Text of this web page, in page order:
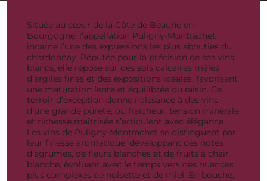
Située au cœur de la Côte de Beaune en
Bourgogne, l’appellation Puligny-Montrachet
incarne l’une des expressions les plus abouties du
chardonnay. Réputée pour la précision de ses vins
blancs, elle repose sur des sols calcaires mêlés
d’argiles fines et des expositions idéales, favorisant
une maturation lente et équilibrée du raisin. Ce
terroir d’exception donne naissance à des vins
d’une grande pureté, où fraîcheur, tension minérale
et richesse maîtrisée s’articulent avec élégance.
Les vins de Puligny-Montrachet se distinguent par
leur finesse aromatique, développant des notes
d’agrumes, de fleurs blanches et de fruits à chair
blanche, évoluant avec le temps vers des nuances
plus complexes de noisette et de miel. En bouche,